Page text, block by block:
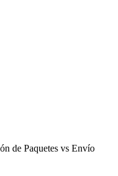
de Paquetes vs Envío